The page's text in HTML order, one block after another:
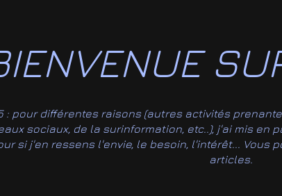
: pour différentes raisons (autres activités
sociaux, de la surinformation, etc..), j'ai mis
si j'en ressens l'envie, le besoin, l'intérêt...
articles.